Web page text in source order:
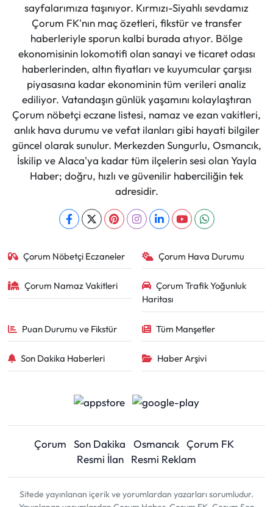
sayfalarımıza taşınıyor. Kırmızı-Siyahlı sevdamız
Çorum FK'nın maç özetleri, fikstür ve transfer
haberleriyle sporun kalbi burada atıyor. Bölge
ekonomisinin lokomotifi olan sanayi ve ticaret odası
haberlerinden, altın fiyatları ve kuyumcular çarşısı
piyasasına kadar ekonominin tüm verileri analiz
ediliyor. Vatandaşın günlük yaşamını kolaylaştıran
Çorum nöbetçi eczane listesi, namaz ve ezan vakitleri,
anlık hava durumu ve vefat ilanları gibi hayati bilgiler
güncel olarak sunulur. Merkezden Sungurlu, Osmancık,
İskilip ve Alaca'ya kadar tüm ilçelerin sesi olan Yayla
Haber; doğru, hızlı ve güvenilir haberciliğin tek
adresidir.
Çorum Nöbetçi Eczaneler Çorum Hava Durumu
Çorum Namaz Vakitleri
Çorum Trafik Yoğunluk
Haritası
Puan Durumu ve Fikstür Tüm Manşetler
Son Dakika Haberleri Haber Arşivi
Çorum Son Dakika Osmancık Çorum FK
Resmi İlan
Resmi Reklam
Sitede yayınlanan içerik ve yorumlardan yazarları sorumludur.